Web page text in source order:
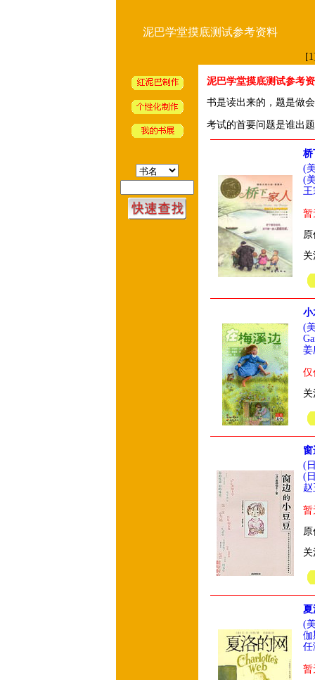
泥巴学堂摸底测试参考资料
泥巴学堂摸底测试参考
书是读出来的，题是做
考试的首要问题是谁出
桥
(
(
王
暂
小
(
姜
仅
(
(
暂
夏
(
伽
任
暂